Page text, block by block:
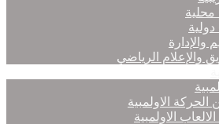
محلية
دولية
والإدارة
والإعلام الرياضي
الحركة الاولمبية
الاولمبية